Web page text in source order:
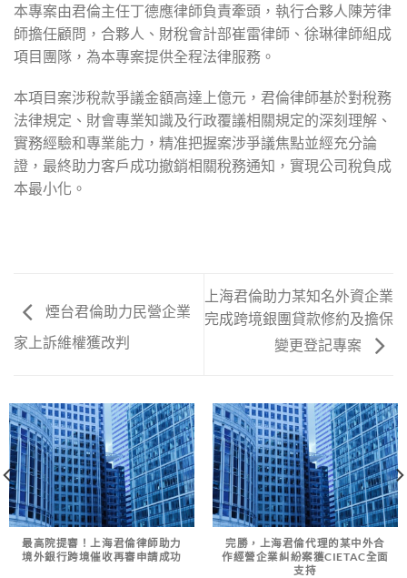
本專案由君倫主任丁德應律師負責牽頭，執行合夥人陳芳律
師擔任顧問，合夥人、財稅會計部崔雷律師、徐琳律師組成
項目團隊，為本專案提供全程法律服務。
本項目案涉稅款爭議金額高達上億元，君倫律師基於對稅務
法律規定、財會專業知識及行政覆議相關規定的深刻理解、
實務經驗和專業能力，精准把握案涉爭議焦點並經充分論
證，最終助力客戶成功撤銷相關稅務通知，實現公司稅負成
本最小化。
煙台君倫助力民營企業
家上訴維權獲改判
上海君倫助力某知名外資企業
完成跨境銀團貸款修約及擔保
變更登記專案
最高院提審！上海君倫律師助力
境外銀行跨境催收再審申請成功
完勝，上海君倫代理的某中外合
作經營企業糾紛案獲CIETAC全面
支持